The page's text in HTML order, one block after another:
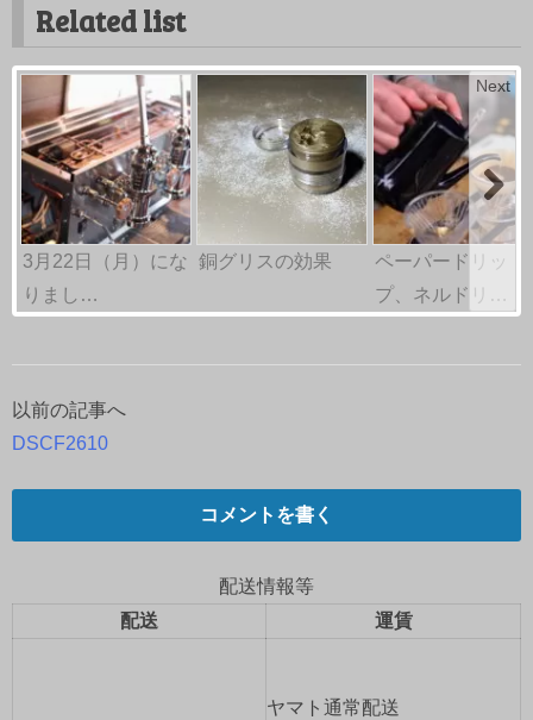
Related list
3月22日（月）にな
りまし…
銅グリスの効果
ペーパードリッ
プ、ネルドリ…
Next
投
以前の記事へ
DSCF2610
コメントを書く
配送情報等
配送
運賃
ヤマト通常配送